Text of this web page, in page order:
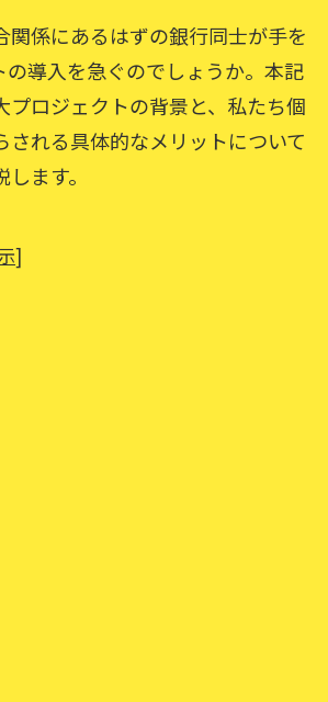
関係にあるはずの銀行同士が手を
の導入を急ぐのでしょうか。本記
プロジェクトの背景と、私たち個
される具体的なメリットについて
ます。
]